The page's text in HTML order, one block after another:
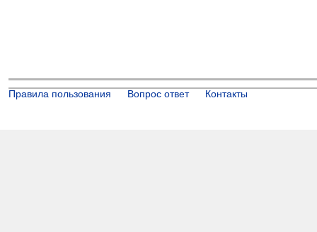
Правила пользования Вопрос ответ Контакты